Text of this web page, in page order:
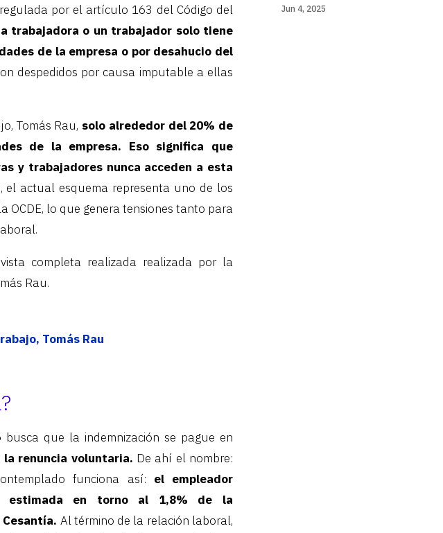
por el artículo 163 del Código del
trabajadora o un trabajador solo tiene
de la empresa o por desahucio del
despedidos por causa imputable a ellas
Tomás Rau, solo alrededor del 20% de
de la empresa. Eso significa que
y trabajadores nunca acceden a esta
el actual esquema representa uno de los
OCDE, lo que genera tensiones tanto para
completa realizada realizada por la
Rau.
Tomás Rau
que la indemnización se pague en
la renuncia voluntaria. De ahí el nombre:
funciona así: el empleador
estimada en torno al 1,8% de la
Al término de la relación laboral,
Jun 4, 2025